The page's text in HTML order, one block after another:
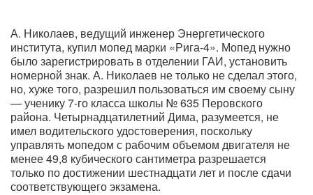
А. Николаев, ведущий инженер Энергетического
института, купил мопед марки «Рига-4». Мопед нужно
было зарегистрировать в отделении ГАИ, установить
номерной знак. А. Николаев не только не сделал этого,
но, хуже того, разрешил пользоваться им своему сыну
— ученику 7-го класса школы № 635 Перовского
района. Четырнадцатилетний Дима, разумеется, не
имел водительского удостоверения, поскольку
управлять мопедом с рабочим объемом двигателя не
менее 49,8 кубического сантиметра разрешается
только по достижении шестнадцати лет и после сдачи
соответствующего экзамена.